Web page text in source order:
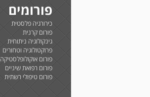
פורומים
כירורגיה פלסטית
פורום קרנית
גינקולוגיה ניתוחית
פרוקטולוגיה וטחורים
פורום אוקולופלסטיקה
פורום רפואת שיניים
פורום טיפולי רשתית